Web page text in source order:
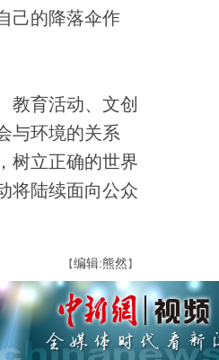
己的降落伞作
育活动、文创
与环境的关系
树立正确的世界
将陆续面向公众
【编辑:熊然 】